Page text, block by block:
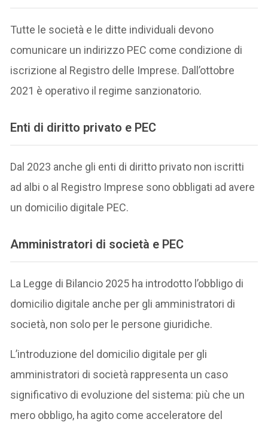
Tutte le società e le ditte individuali devono
comunicare un indirizzo PEC come condizione di
iscrizione al Registro delle Imprese. Dall’ottobre
2021 è operativo il regime sanzionatorio.
Enti di diritto privato e PEC
Dal 2023 anche gli enti di diritto privato non iscritti
ad albi o al Registro Imprese sono obbligati ad avere
un domicilio digitale PEC.
Amministratori di società e PEC
La Legge di Bilancio 2025 ha introdotto l’obbligo di
domicilio digitale anche per gli amministratori di
società, non solo per le persone giuridiche.
L’introduzione del domicilio digitale per gli
amministratori di società rappresenta un caso
significativo di evoluzione del sistema: più che un
mero obbligo, ha agito come acceleratore del